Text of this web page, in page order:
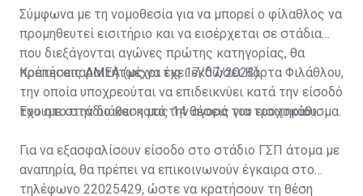
Σύμφωνα με τη νομοθεσία για να μπορεί ο φίλαθλος να
προμηθευτεί εισιτήριο και να εισέρχεται σε στάδια
που διεξάγονται αγώνες πρώτης κατηγορίας, θα
πρέπει απαραιτήτως να έχει εκδώσει Κάρτα Φιλάθλου,
την οποία υποχρεούται να επιδεικνύει κατά την είσοδό
του στο στάδιο και κατά την αγορά του εισιτηρίου.
Κρατήσεις ΑΜΕΑ (μέχρι τις 17/07/2023)
Έχουμε στην διάθεση μας 14 θέσεις για τροχοκάθισμα.
Για να εξασφαλίσουν είσοδο στο στάδιο ΓΣΠ άτομα με
αναπηρία, θα πρέπει να επικοινωνούν έγκαιρα στο
τηλέφωνο 22025429, ώστε να κρατήσουν τη θέση